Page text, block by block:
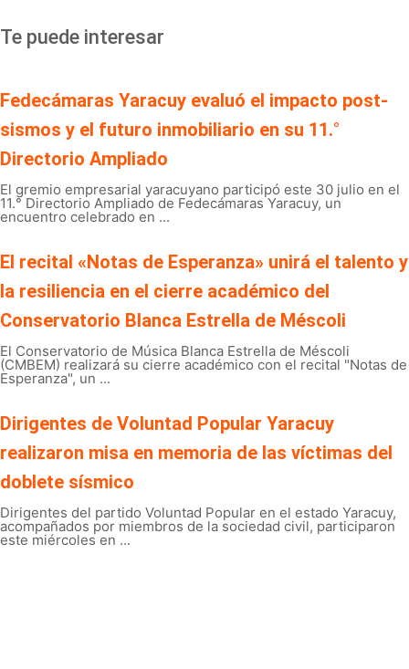
Te puede interesar
Fedecámaras Yaracuy evaluó el impacto post-
sismos y el futuro inmobiliario en su 11.°
Directorio Ampliado
El gremio empresarial yaracuyano participó este 30 julio en el
11.° Directorio Ampliado de Fedecámaras Yaracuy, un
encuentro celebrado en ...
El recital «Notas de Esperanza» unirá el talento y
la resiliencia en el cierre académico del
Conservatorio Blanca Estrella de Méscoli
El Conservatorio de Música Blanca Estrella de Méscoli
(CMBEM) realizará su cierre académico con el recital "Notas de
Esperanza", un ...
Dirigentes de Voluntad Popular Yaracuy
realizaron misa en memoria de las víctimas del
doblete sísmico
Dirigentes del partido Voluntad Popular en el estado Yaracuy,
acompañados por miembros de la sociedad civil, participaron
este miércoles en ...